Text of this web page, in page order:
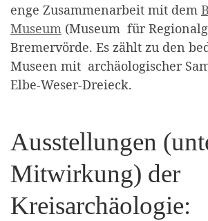
enge Zusammenarbeit mit dem
Museum (Museum für
Bremervörde. Es zählt zu den
Museen mit archäologischer
Elbe-Weser-Dreieck.
Ausstellungen
Mitwirkung) der
Kreisarchäologie: